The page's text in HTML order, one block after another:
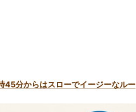
45分からはスローでイージーなルー